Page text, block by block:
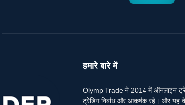
हमारे बारे में
Olymp Trade ने 2014 में ऑनलाइन
ट्रेडिंग निर्बाध और आकर्षक रहे। और